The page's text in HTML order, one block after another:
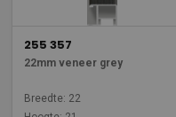
255 357
22mm veneer grey
Breedte: 22